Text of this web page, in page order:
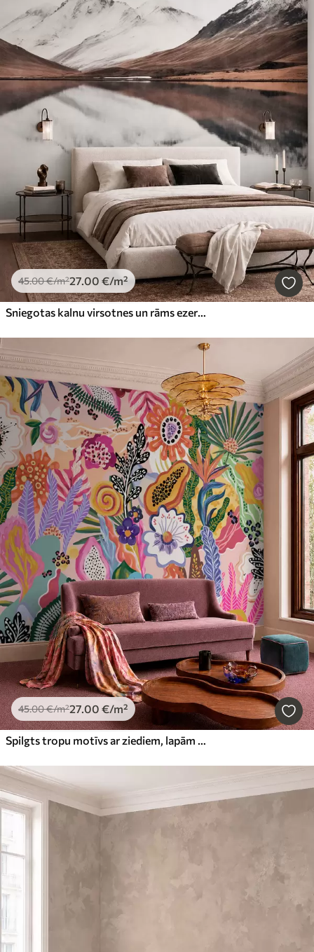
45.00€/m²27.00 €/m²
Sniegotas kalnu virsotnes un rāms ezers ar spoguļveida atspulgu
45.00€/m²27.00 €/m²
Spilgts tropu motīvs ar ziediem, lapām un krāsainiem augļiem